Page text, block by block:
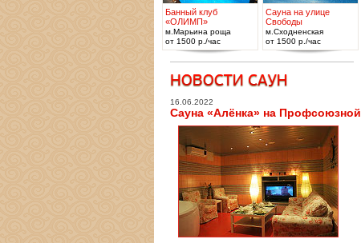
Банный клуб
«ОЛИМП»
м.Марьина роща
от 1500 р./час
Сауна на улице
Свободы
м.Сходненская
от 1500 р./час
16.06.2022
Сауна «Алёнка» на Профсоюзной